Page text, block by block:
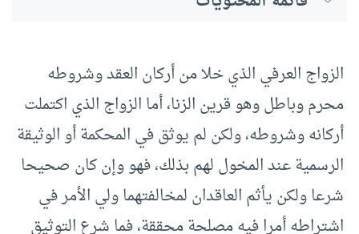
الزواج العرفي الذي خلا من أركان العقد وشروطه
محرم وباطل وهو قرين الزنا، أما الزواج الذي اكتملت
أركانه وشروطه، ولكن لم يوثق في المحكمة أو الوثيقة
الرسمية عند المخول لهم بذلك، فهو وإن كان صحيحا
شرعا ولكن يأثم العاقدان لمخالفتهما ولي الأمر في
اشتراطه أمرا فيه مصلحة محققة، فما شرع التوثيق